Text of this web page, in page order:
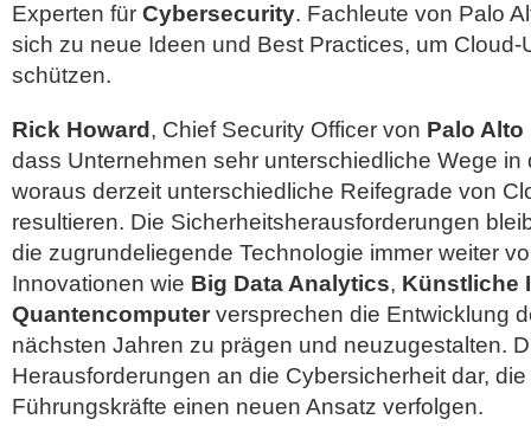
Experten für Cybersecurity. Fachleute von Palo
sich zu neue Ideen und Best Practices, um
schützen.
Rick Howard , Chief Security Officer von Palo
dass Unternehmen sehr unterschiedliche Wege in
woraus derzeit unterschiedliche Reifegrade von
resultieren. Die Sicherheitsherausforderungen
die zugrundeliegende Technologie immer weiter
Innovationen wie Big Data Analytics, Künstliche
Quantencomputer versprechen die Entwicklung
nächsten Jahren zu prägen und neuzugestalten.
Herausforderungen an die Cybersicherheit dar,
Führungskräfte einen neuen Ansatz verfolgen.